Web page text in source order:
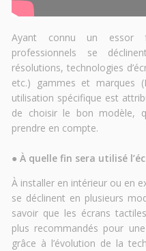
Ayant connu un essor
professionnels se
résolutions, technologies
etc.) gammes et marques
utilisation spécifique est
de choisir le bon modèle,
prendre en compte.
● À quelle fin sera utilisé
À installer en intérieur ou en
se déclinent en plusieurs
savoir que les écrans
plus recommandés pour
grâce à l’évolution de la